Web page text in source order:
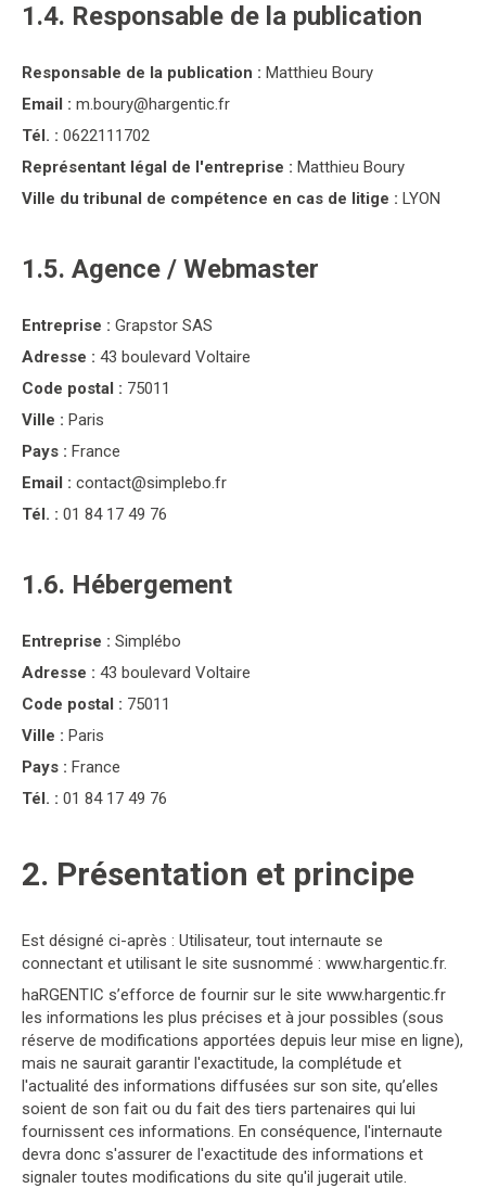
1.4. Responsable de la publication
Responsable de la publication : Matthieu Boury
Email : m.boury@hargentic.fr
Tél. : 0622111702
Représentant légal de l'entreprise : Matthieu Boury
Ville du tribunal de compétence en cas de litige : LYON
1.5. Agence / Webmaster
Entreprise : Grapstor SAS
Adresse : 43 boulevard Voltaire
Code postal : 75011
Ville : Paris
Pays : France
Email : contact@simplebo.fr
Tél. : 01 84 17 49 76
1.6. Hébergement
Entreprise : Simplébo
Adresse : 43 boulevard Voltaire
Code postal : 75011
Ville : Paris
Pays : France
Tél. : 01 84 17 49 76
2. Présentation et principe
Est désigné ci-après : Utilisateur, tout internaute se
connectant et utilisant le site susnommé : www.hargentic.fr.
haRGENTIC s’efforce de fournir sur le site www.hargentic.fr
les informations les plus précises et à jour possibles (sous
réserve de modifications apportées depuis leur mise en ligne),
mais ne saurait garantir l'exactitude, la complétude et
l'actualité des informations diffusées sur son site, qu’elles
soient de son fait ou du fait des tiers partenaires qui lui
fournissent ces informations. En conséquence, l'internaute
devra donc s'assurer de l'exactitude des informations et
signaler toutes modifications du site qu'il jugerait utile.